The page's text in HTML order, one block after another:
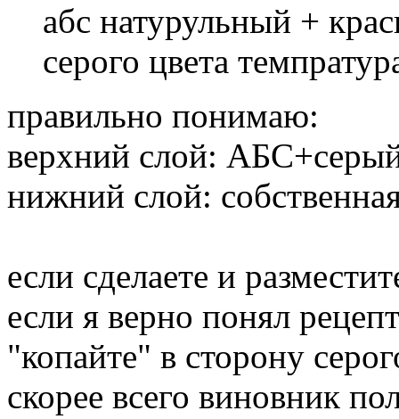
абс натурульный +
серого цвета
правильно понимаю:
верхний слой:
нижний слой:
если сделаете и
если я верно понял
"копайте" в сторону
скорее всего виновник